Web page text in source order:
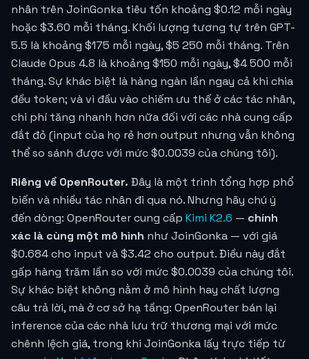
nhân trên JoinGonka tiêu tốn khoảng $0.12 mỗi ngày
hoặc $3.60 mỗi tháng. Khối lượng tương tự trên GPT-
5.5 là khoảng $175 mỗi ngày, $5 250 mỗi tháng. Trên
Claude Opus 4.8 là khoảng $150 mỗi ngày, $4 500 mỗi
tháng. Sự khác biệt là hàng ngàn lần ngay cả khi chia
đều token; và vì đầu vào chiếm ưu thế ở các tác nhân,
chi phí tăng nhanh hơn nữa đối với các nhà cung cấp
đắt đỏ (input của họ rẻ hơn output nhưng vẫn không
thể so sánh được với mức$0.0039 của chúng tôi).
Riêng về OpenRouter. Đây là một trình tổng hợp phổ
biến và nhiều tác nhân đi qua nó. Nhưng hãy chú ý
đến dòng: OpenRouter cung cấp Kimi K2.6 — chính
xác là cùng một mô hình như JoinGonka — với giá
$0.684 cho input và $3.42 cho output. Điều này đắt
gấp hàng trăm lần so với mức$0.0039 của chúng tôi.
Sự khác biệt không nằm ở mô hình hay chất lượng
câu trả lời, mà ở cơ sở hạ tầng: OpenRouter bán lại
inference của các nhà lưu trữ thương mại với mức
chênh lệch giá, trong khi JoinGonka lấy trực tiếp từ